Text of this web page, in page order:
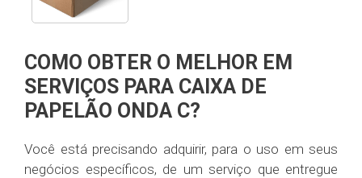
COMO OBTER O MELHOR EM
SERVIÇOS PARA CAIXA DE
PAPELÃO ONDA C?
Você está precisando adquirir, para o uso em seus
negócios específicos, de um serviço que entregue